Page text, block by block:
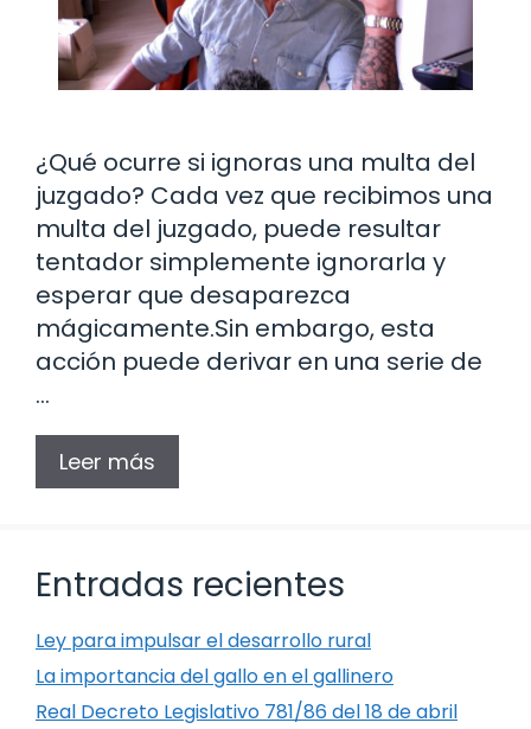
¿Qué ocurre si ignoras una multa del
juzgado? Cada vez que recibimos una
multa del juzgado, puede resultar
tentador simplemente ignorarla y
esperar que desaparezca
mágicamente.Sin embargo, esta
acción puede derivar en una serie de
…
Leer más
Entradas recientes
Ley para impulsar el desarrollo rural
La importancia del gallo en el gallinero
Real Decreto Legislativo 781/86 del 18 de abril